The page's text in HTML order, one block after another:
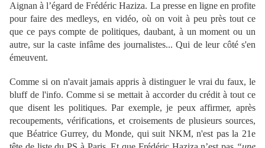
Aignan à l’égard de Frédéric Haziza. La presse en ligne en profite
pour faire des medleys, en vidéo, où on voit à peu près tout ce
que ce pays compte de politiques, daubant, à un moment ou un
autre, sur la caste infâme des journalistes... Qui de leur côté s'en
émeuvent.
Comme si on n'avait jamais appris à distinguer le vrai du faux, le
bluff de l'info. Comme si se mettait à accorder du crédit à tout ce
que disent les politiques. Par exemple, je peux affirmer, après
recoupements, vérifications, et croisements de plusieurs sources,
que Béatrice Gurrey, du Monde, qui suit NKM, n'est pas la 21e